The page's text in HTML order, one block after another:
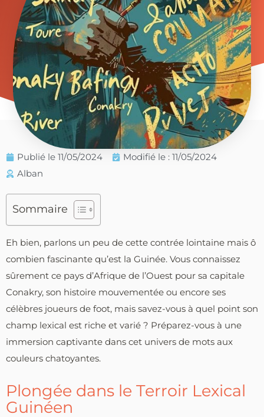
Publié le 11/05/2024
Modifié le : 11/05/2024
Alban
Sommaire
Eh bien, parlons un peu de cette contrée lointaine mais ô
combien fascinante qu’est la Guinée. Vous connaissez
sûrement ce pays d’Afrique de l’Ouest pour sa capitale
Conakry, son histoire mouvementée ou encore ses
célèbres joueurs de foot, mais savez-vous à quel point son
champ lexical est riche et varié ? Préparez-vous à une
immersion captivante dans cet univers de mots aux
couleurs chatoyantes.
Plongée dans le Terroir Lexical
Guinéen